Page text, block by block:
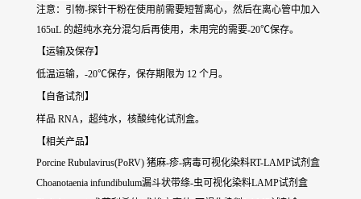
注意：引物-探针干粉在使用前需要短暂离心，然后在离心管中加入
165uL 的超纯水充分混匀后再使用，未用完的需要-20℃保存。
【运输及保存】
低温运输，-20℃保存，保存期限为 12 个月。
【自备试剂】
样品 RNA，超纯水，核酸纯化试剂盒。
【相关产品】
Porcine Rubulavirus(PoRV) 猪麻-疹-病毒可视化染料RT-LAMP试剂盒
Choanotaenia infundibulum漏斗状带绦-虫可视化染料LAMP试剂盒